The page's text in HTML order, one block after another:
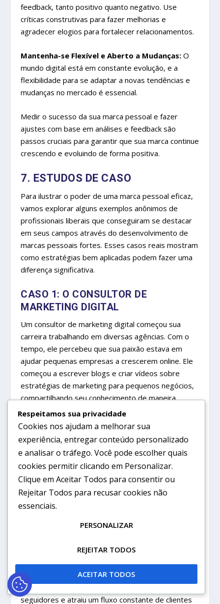
feedback, tanto positivo quanto negativo. Use
críticas construtivas para fazer melhorias e
agradecer elogios para fortalecer relacionamentos.
Mantenha-se Flexível e Aberto a Mudanças: O
mundo digital está em constante evolução, e a
flexibilidade para se adaptar a novas tendências e
mudanças no mercado é essencial.
Medir o sucesso da sua marca pessoal e fazer
ajustes com base em análises e feedback são
passos cruciais para garantir que sua marca continue
crescendo e evoluindo de forma positiva.
7. ESTUDOS DE CASO
Para ilustrar o poder de uma marca pessoal eficaz,
vamos explorar alguns exemplos anônimos de
profissionais liberais que conseguiram se destacar
em seus campos através do desenvolvimento de
marcas pessoais fortes. Esses casos reais mostram
como estratégias bem aplicadas podem fazer uma
diferença significativa.
CASO 1: O CONSULTOR DE
MARKETING DIGITAL
Um consultor de marketing digital começou sua
carreira trabalhando em diversas agências. Com o
tempo, ele percebeu que sua paixão estava em
ajudar pequenas empresas a crescerem online. Ele
começou a escrever blogs e criar vídeos sobre
estratégias de marketing para pequenos negócios,
compartilhando seu conhecimento de maneira
simples e acessível. Com o tempo, ele se tornou
uma referência na área, sendo convidado para
palestras e workshops, aumentando
significativamente sua base de clientes.
CASO 2: A DESIGNER GRÁFICA
FREELANCER
Uma designer gráfica com foco em branding para
para criar uma identidade visual única para sua
projetos e processos criativos nas redes sociais,
além de oferecer dicas para startups em busca de
design eficaz. Com seu estilo distinto e abordagem
informativa, ela construiu uma comunidade de
seguidores e atraiu um fluxo constante de clientes
Respeitamos sua privacidade
Cookies nos ajudam a melhorar sua
experiência, entregar conteúdo personalizado
e analisar o tráfego. Você pode escolher quais
cookies permitir clicando em Personalizar.
Clique em Aceitar Todos para consentir ou
Rejeitar Todos para recusar cookies não
essenciais.
PERSONALIZAR
REJEITAR TODOS
ACEITAR TODOS